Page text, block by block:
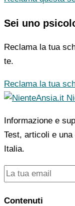
Sei uno
Reclama la tua
te.
Reclama la tua
Informazione e
Test, articoli e
Italia.
Contenuti